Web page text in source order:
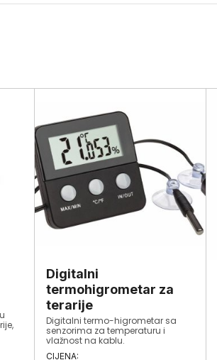
Digitalni
termohigrometar za
terarije
Digitalni termo-higrometar sa
senzorima za temperaturu i
vlažnost na kablu.